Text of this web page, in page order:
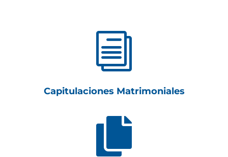
i
Capitulaciones Matrimoniales
